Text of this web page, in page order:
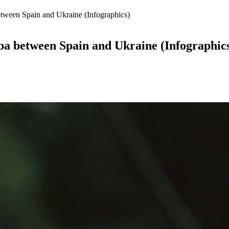
Spain and Ukraine (Infographics)
between Spain and Ukraine